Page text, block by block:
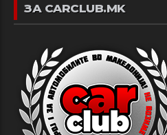
ЗА CARCLUB.MK